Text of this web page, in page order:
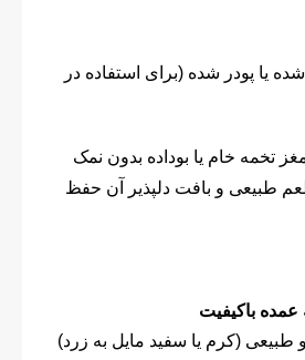
یا پودر شده (برای استفاده در
تخمه خام یا بوداده بدون نمک
طبیعی و بافت دلپذیر آن حفظ
باکیفیت
طبیعی (کرم یا سفید مایل به زرد)